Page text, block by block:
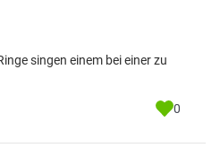
singen einem bei einer zu
0